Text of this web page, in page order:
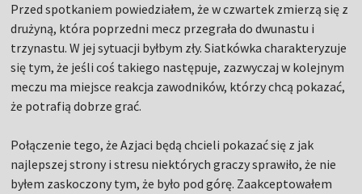
Przed spotkaniem powiedziałem, że w czwartek zmierzą się z
drużyną, która poprzedni mecz przegrała do dwunastu i
trzynastu. W jej sytuacji byłbym zły. Siatkówka charakteryzuje
się tym, że jeśli coś takiego następuje, zazwyczaj w kolejnym
meczu ma miejsce reakcja zawodników, którzy chcą pokazać,
że potrafią dobrze grać.
Połączenie tego, że Azjaci będą chcieli pokazać się z jak
najlepszej strony i stresu niektórych graczy sprawiło, że nie
byłem zaskoczony tym, że było pod górę. Zaakceptowałem